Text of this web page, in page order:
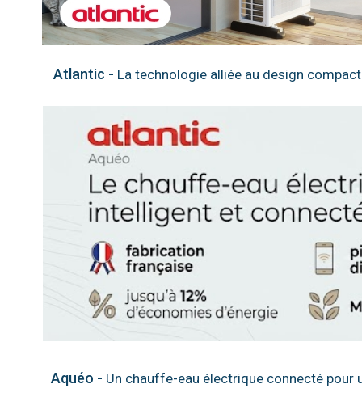
Atlantic - La technologie alliée au design
Aquéo - Un chauffe-eau électrique connecté